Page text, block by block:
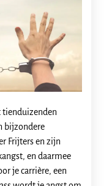
tienduizenden
bijzondere
Frijters en zijn
en daarmee
je carrière, een